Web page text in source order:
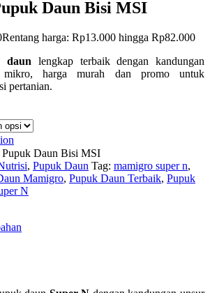
Daun Bisi MSI
Rentang harga: Rp13.000 hingga Rp82.000
daun lengkap terbaik dengan kandungan
harga murah dan promo untuk
pertanian.
Daun Bisi MSI
, Pupuk Daun Tag: mamigro super n,
Mamigro, Pupuk Daun Terbaik, Pupuk
N